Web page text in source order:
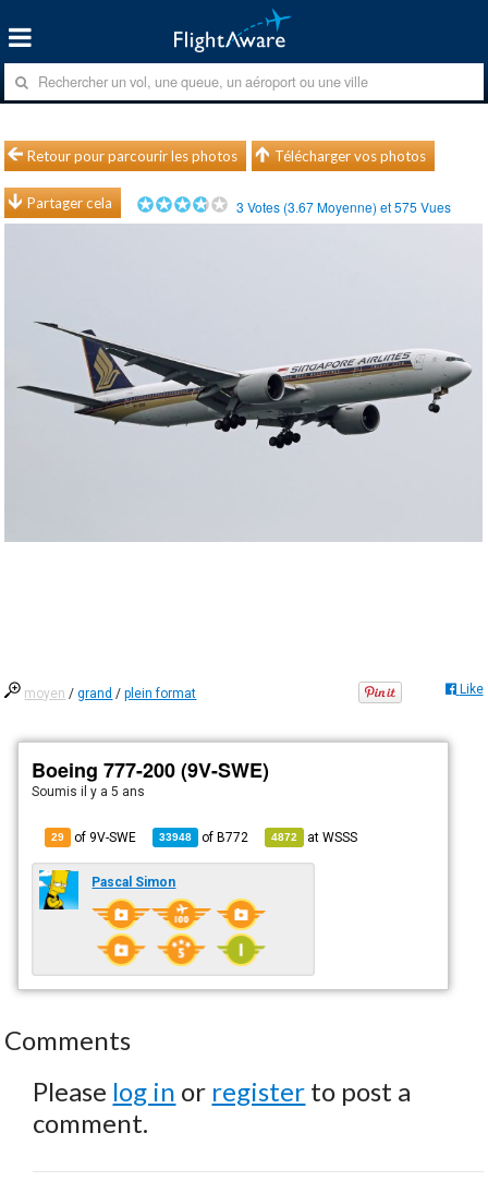
Retour pour parcourir les photos Télécharger vos photos
Partager cela 3 Votes (3.67Moyenne) et575 Vues
moyen /grand /plein format Like
Boeing 777-200 (9V-SWE)
Soumisil y a 5 ans
29 of 9V-SWE 33948 ofB772 4872 atWSSS
Pascal Simon
Comments
Please log in or register to post a
comment.